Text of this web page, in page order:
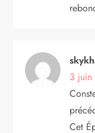
e
3 juin
Cet